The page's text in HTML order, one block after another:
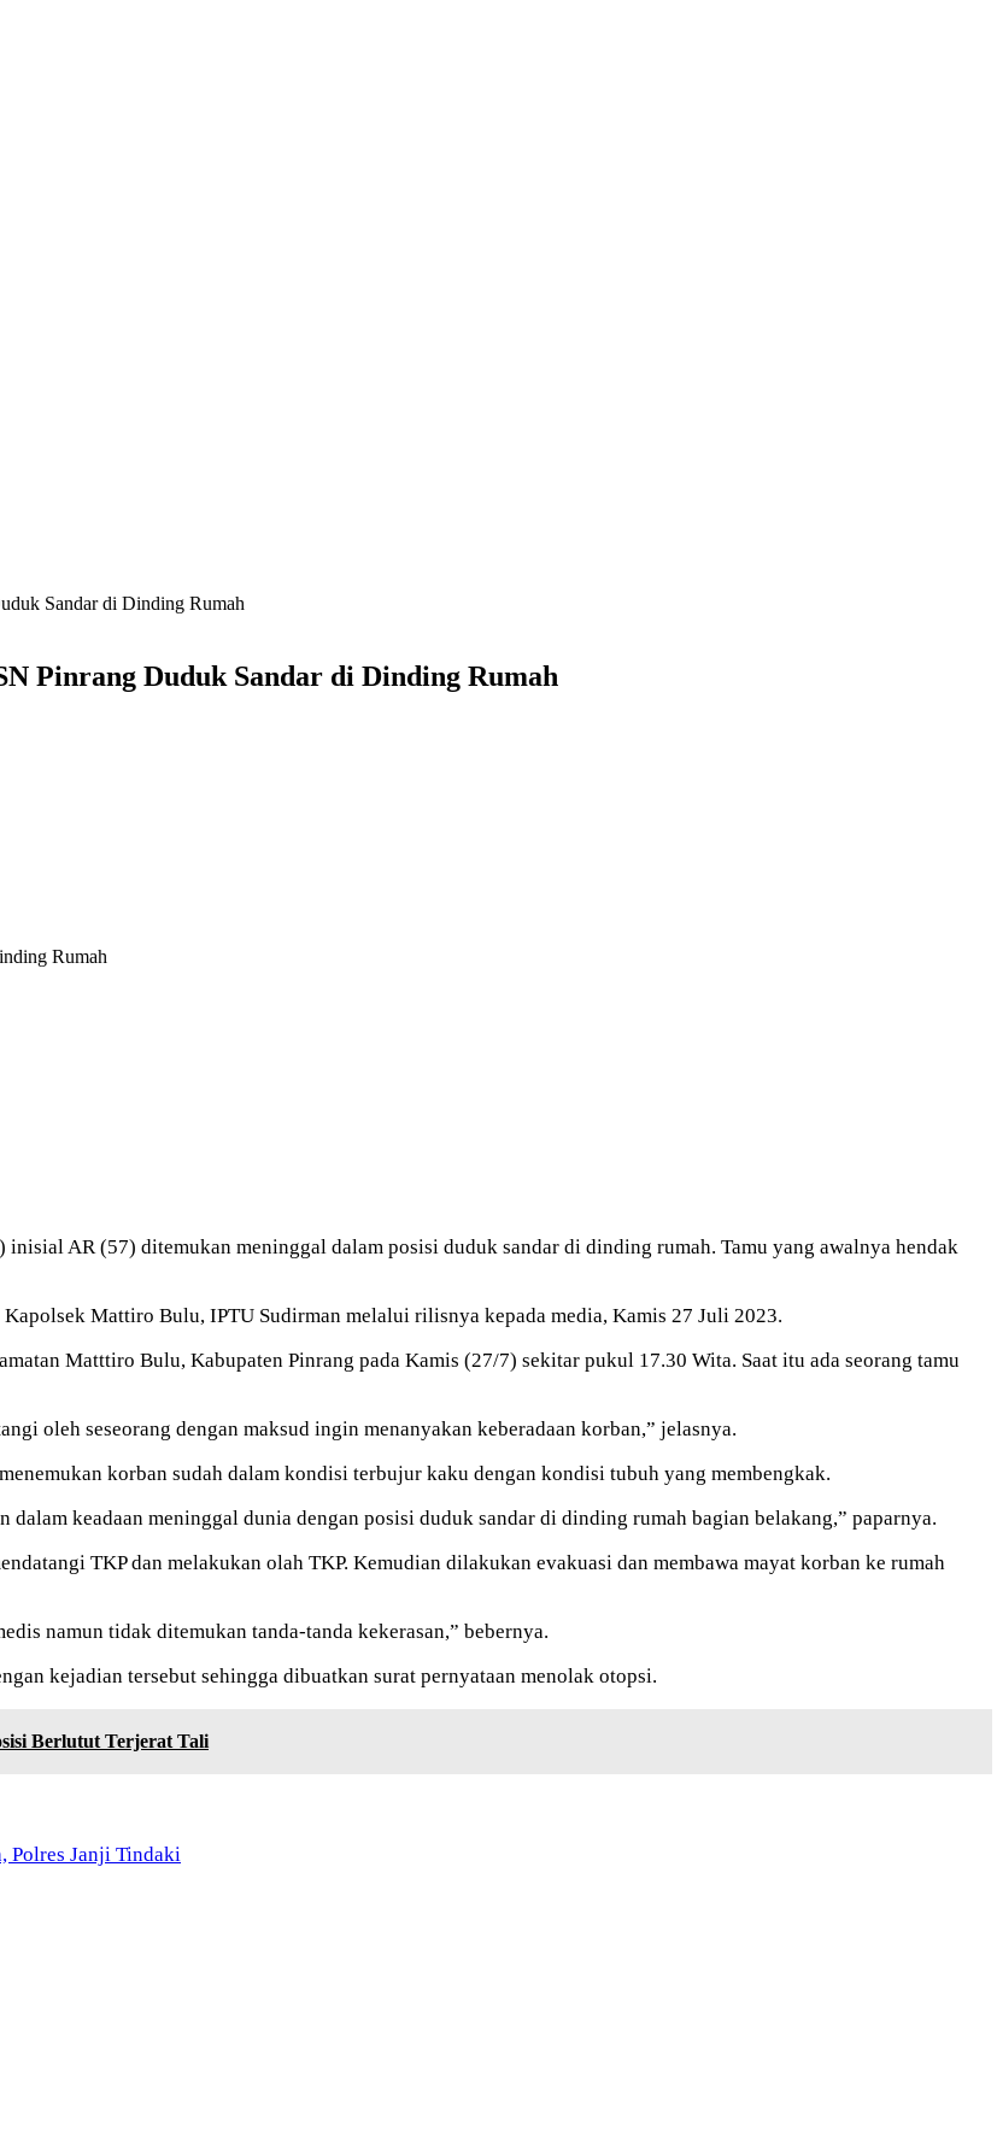
Sandar di Dinding Rumah
Pinrang Duduk Sandar di Dinding Rumah
Rumah
AR (57) ditemukan meninggal dalam posisi duduk sandar di dinding rumah. Tamu yang awalnya hendak
Mattiro Bulu, IPTU Sudirman melalui rilisnya kepada media, Kamis 27 Juli 2023.
Matttiro Bulu, Kabupaten Pinrang pada Kamis (27/7) sekitar pukul 17.30 Wita. Saat itu ada seorang tamu
oleh seseorang dengan maksud ingin menanyakan keberadaan korban,” jelasnya.
korban sudah dalam kondisi terbujur kaku dengan kondisi tubuh yang membengkak.
keadaan meninggal dunia dengan posisi duduk sandar di dinding rumah bagian belakang,” paparnya.
TKP dan melakukan olah TKP. Kemudian dilakukan evakuasi dan membawa mayat korban ke rumah
namun tidak ditemukan tanda-tanda kekerasan,” bebernya.
kejadian tersebut sehingga dibuatkan surat pernyataan menolak otopsi.
Berlutut Terjerat Tali
Polres Janji Tindaki